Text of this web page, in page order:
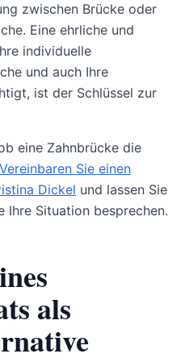
zwischen Brücke oder
Eine ehrliche und
individuelle
und auch Ihre
ist der Schlüssel zur
eine Zahnbrücke die
Vereinbaren Sie einen
Dickel und lassen Sie
Ihre Situation besprechen.
als